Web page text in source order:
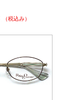
（税込み）